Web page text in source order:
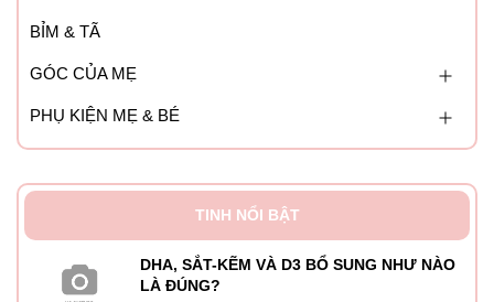
BỈM & TÃ
GÓC CỦA MẸ
PHỤ KIỆN MẸ & BÉ
TINH NỔI BẬT
DHA, SẮT-KẼM VÀ D3 BỔ SUNG NHƯ NÀO
LÀ ĐÚNG?